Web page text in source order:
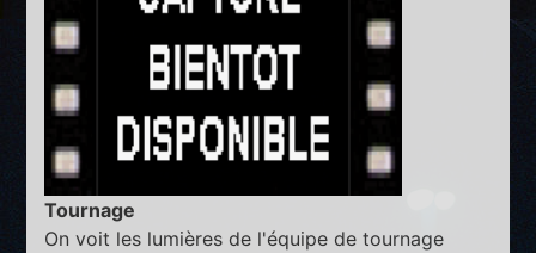
Tournage
On voit les lumières de l'équipe de tournage